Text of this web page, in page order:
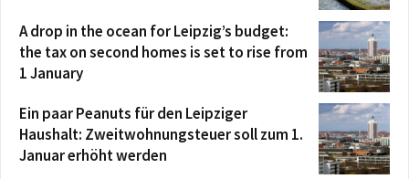
A drop in the ocean for Leipzig’s budget:
the tax on second homes is set to rise from
1 January
Ein paar Peanuts für den Leipziger
Haushalt: Zweitwohnungsteuer soll zum 1.
Januar erhöht werden